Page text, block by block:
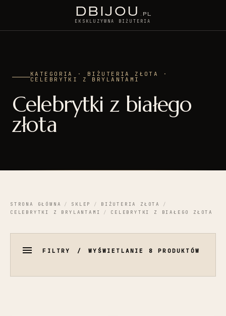
D BIJOU .PL
EKSKLUZYWNA BIŻUTERIA
KATEGORIA · BIŻUTERIA ZŁOTA ·
CELEBRYTKI Z BRYLANTAMI
Celebrytki z białego
złota
STRONA GŁÓWNA / SKLEP / BIŻUTERIA ZŁOTA
/
CELEBRYTKI Z BRYLANTAMI
/ CELEBRYTKI Z BIAŁEGO ZŁOTA
FILTRY WYŚWIETLANIE 8 PRODUKTÓW